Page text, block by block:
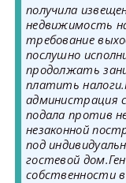
получила
недвижимость
требование
послушно
продолжать
платить
администрация
подала против
незаконной
под
гостевой
собственности